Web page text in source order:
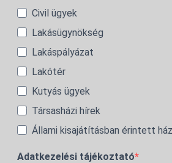
Civil ügyek
Lakásügynökség
Lakáspályázat
Lakótér
Kutyás ügyek
Társasházi hírek
Állami kisajátításban érintett
Adatkezelési tájékoztató